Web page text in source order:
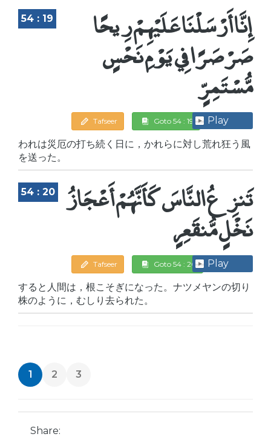
54 : 19 إِنَّا أَرْسَلْنَا عَلَيْهِمْ رِيحًا
صَرْصَرًا فِي يَوْمِ نَحْسٍ
مُّسْتَمِرٍّ
Tafseer Goto 54 : 19 Play
われは災厄の打ち続く日に，かれらに対し荒れ狂う風
を送った。
54 : 20 تَنزِعُ النَّاسَ كَأَنَّهُمْ أَعْجَازُ
نَخْلٍ مُّنقَعِرٍ
Tafseer Goto 54 : 20 Play
すると人間は，根こそぎになった。ナツメヤンの切り
株のように，むしり去られた。
1 2 3
Share: